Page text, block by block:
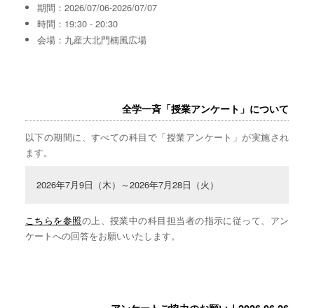
期間：2026/07/06-2026/07/07
時間：19:30 - 20:30
会場：九産大北門楠風広場
全学一斉「授業アンケート」について
以下の期間に、すべての科目で「授業アンケート」が実施され
ます。
2026年7月9日（木）～2026年7月28日（火）
こちらを参照の上、授業中の科目担当者の指示に従って、アン
ケートへの回答をお願いいたします。